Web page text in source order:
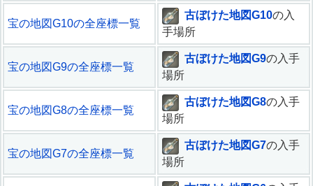
宝の地図G10の全座標一覧
古ぼけた地図G10の入
手場所
宝の地図G9の全座標一覧
古ぼけた地図G9の入手
場所
宝の地図G8の全座標一覧
古ぼけた地図G8の入手
場所
宝の地図G7の全座標一覧
古ぼけた地図G7の入手
場所